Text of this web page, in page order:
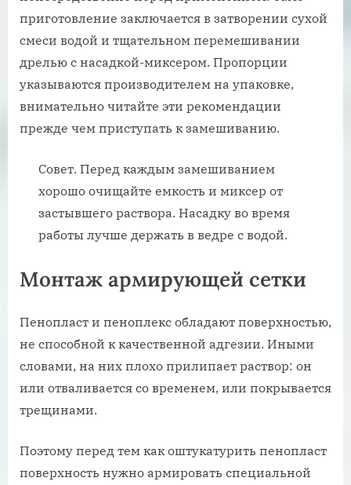
приготовление заключается в затворении сухой
смеси водой и тщательном перемешивании
дрелью с насадкой-миксером. Пропорции
указываются производителем на упаковке,
внимательно читайте эти рекомендации
прежде чем приступать к замешиванию.
Совет. Перед каждым замешиванием
хорошо очищайте емкость и миксер от
застывшего раствора. Насадку во время
работы лучше держать в ведре с водой.
Монтаж армирующей сетки
Пенопласт и пеноплекс обладают поверхностью,
не способной к качественной адгезии. Иными
словами, на них плохо прилипает раствор: он
или отваливается со временем, или покрывается
трещинами.
Поэтому перед тем как оштукатурить пенопласт
поверхность нужно армировать специальной